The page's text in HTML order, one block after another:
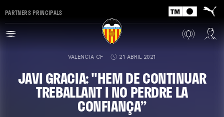
PARTNERS PRINCIPALS
VALENCIA CF 21 ABRIL 2021
JAVI GRACIA: "HEM DE CONTINUAR
TREBALLANT I NO PERDRE LA
CONFIANÇA”